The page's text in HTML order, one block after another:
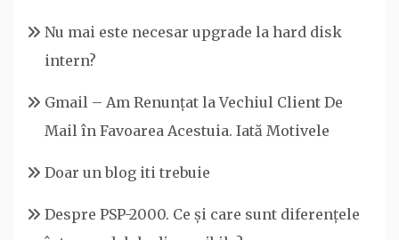
Nu mai este necesar upgrade la hard disk
intern?
Gmail – Am Renunțat la Vechiul Client De
Mail în Favoarea Acestuia. Iată Motivele
Doar un blog iti trebuie
Despre PSP-2000. Ce și care sunt diferențele